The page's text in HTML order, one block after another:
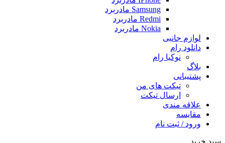
Samsung مادربرد
Redmi مادربرد
Nokia مادربرد
لوازم جانبی
دانلود رام
نوکیا رام
بلاگ
پشتیبانی
تیکت های من
ارسال تیکت
علاقه مندی
مقايسه
ورود / ثبت نام